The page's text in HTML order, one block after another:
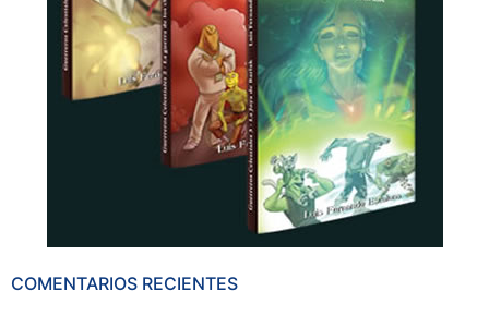
COMENTARIOS RECIENTES